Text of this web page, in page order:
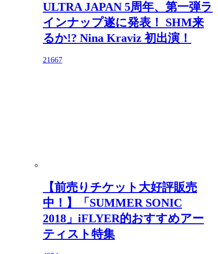
ULTRA JAPAN 5周年、第一弾ラ
インナップ遂に発表！ SHM来
るか!? Nina Kraviz 初出演！
21667
【前売りチケット大好評販売
中！】「SUMMER SONIC
2018」iFLYER的おすすめアー
ティスト特集